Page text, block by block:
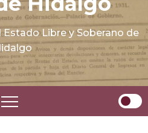
Libre y Soberano de